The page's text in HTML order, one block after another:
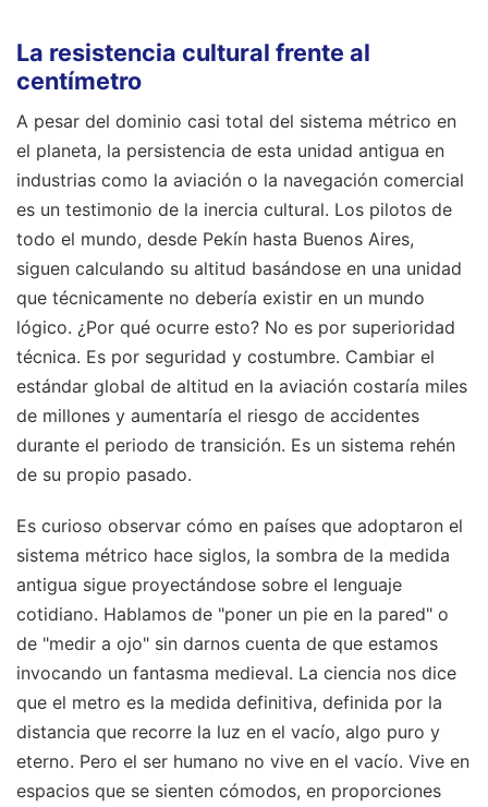
La resistencia cultural frente al
centímetro
A pesar del dominio casi total del sistema métrico en
el planeta, la persistencia de esta unidad antigua en
industrias como la aviación o la navegación comercial
es un testimonio de la inercia cultural. Los pilotos de
todo el mundo, desde Pekín hasta Buenos Aires,
siguen calculando su altitud basándose en una unidad
que técnicamente no debería existir en un mundo
lógico. ¿Por qué ocurre esto? No es por superioridad
técnica. Es por seguridad y costumbre. Cambiar el
estándar global de altitud en la aviación costaría miles
de millones y aumentaría el riesgo de accidentes
durante el periodo de transición. Es un sistema rehén
de su propio pasado.
Es curioso observar cómo en países que adoptaron el
sistema métrico hace siglos, la sombra de la medida
antigua sigue proyectándose sobre el lenguaje
cotidiano. Hablamos de "poner un pie en la pared" o
de "medir a ojo" sin darnos cuenta de que estamos
invocando un fantasma medieval. La ciencia nos dice
que el metro es la medida definitiva, definida por la
distancia que recorre la luz en el vacío, algo puro y
eterno. Pero el ser humano no vive en el vacío. Vive en
espacios que se sienten cómodos, en proporciones